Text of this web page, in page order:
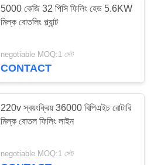
5000 কেজি 32 পিসি ফিলিং হেড 5.6KW
মিল্ক বোতলিং প্ল্যান্ট
negotiable MOQ:1 সেট
CONTACT
220v স্বয়ংক্রিয় 36000 বিপিএইচ রোটারি
মিল্ক বোতল ফিলিং লাইন
negotiable MOQ:1 সেট